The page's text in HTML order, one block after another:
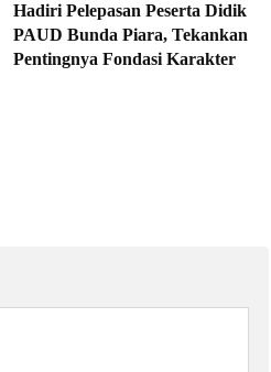
Hadiri Pelepasan Peserta Didik
PAUD Bunda Piara, Tekankan
Pentingnya Fondasi Karakter